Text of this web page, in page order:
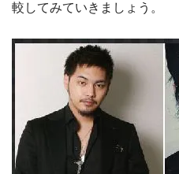
較してみていきましょう。